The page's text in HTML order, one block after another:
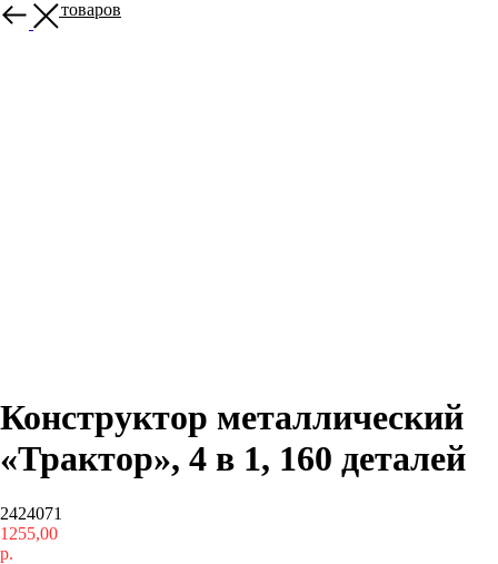
Больше товаров
Конструктор металлический
«Трактор», 4 в 1, 160 деталей
2424071
1255,00
р.